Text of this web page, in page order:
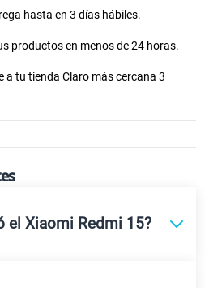
hasta en 3 días hábiles.
productos en menos de 24 horas.
a tu tienda Claro más cercana 3
el Xiaomi Redmi 15?